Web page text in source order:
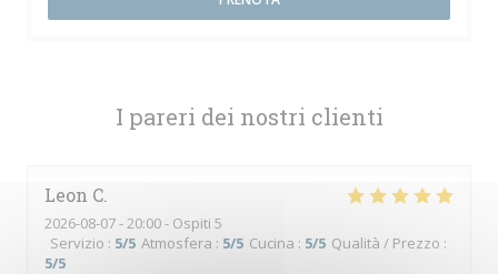
I pareri dei nostri clienti
Leon C
2026-08-07- 20:00 - Ospiti 5
Servizio : 5/5 Atmosfera : 5/5 Cucina : 5/5 Qualità / Prezzo :
5/5